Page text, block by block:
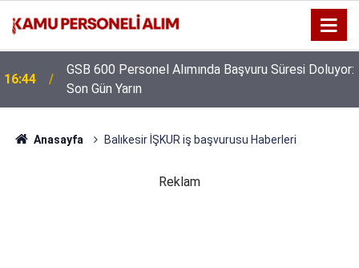
16:44
GSB 600 Personel Alımında Başvuru Süresi Doluyor:
Son Gün Yarın
Anasayfa Balıkesir İŞKUR iş başvurusu Haberleri
Reklam